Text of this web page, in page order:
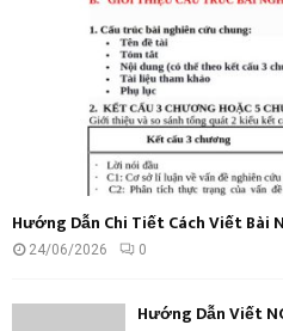
Hướng Dẫn Chi Tiết Cách Viết Bài
24/06/2026 0
Hướng Dẫn Viết